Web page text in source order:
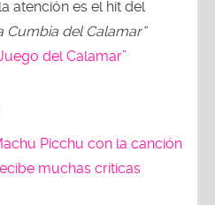
atención es el hit del
Cumbia del Calamar”
del Calamar”
Picchu con la canción
muchas críticas